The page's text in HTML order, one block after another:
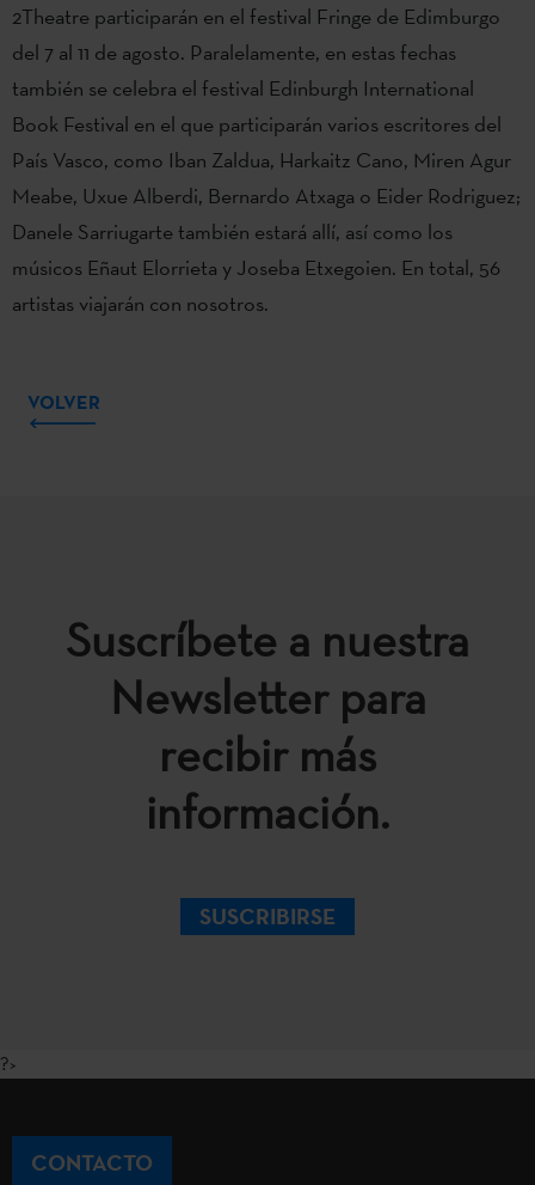
2Theatre participarán en el festival Fringe de Edimburgo
del 7 al 11 de agosto. Paralelamente, en estas fechas
también se celebra el festival Edinburgh International
Book Festival en el que participarán varios escritores del
País Vasco, como Iban Zaldua, Harkaitz Cano, Miren Agur
Meabe, Uxue Alberdi, Bernardo Atxaga o Eider Rodriguez;
Danele Sarriugarte también estará allí, así como los
músicos Eñaut Elorrieta y Joseba Etxegoien. En total, 56
artistas viajarán con nosotros.
VOLVER
Suscríbete a nuestra
Newsletter para
recibir más
información.
SUSCRIBIRSE
?>
CONTACTO